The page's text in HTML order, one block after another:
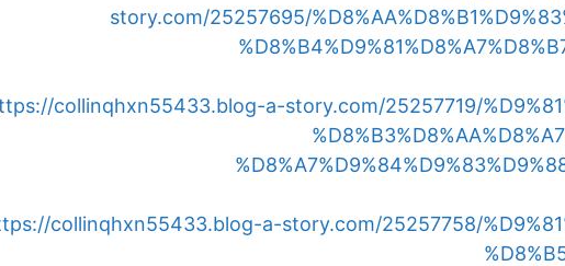
story.com/25257695/
collinqhxn55433.blog-a-story.com/25257719/
collinqhxn55433.blog-a-story.com/25257758/